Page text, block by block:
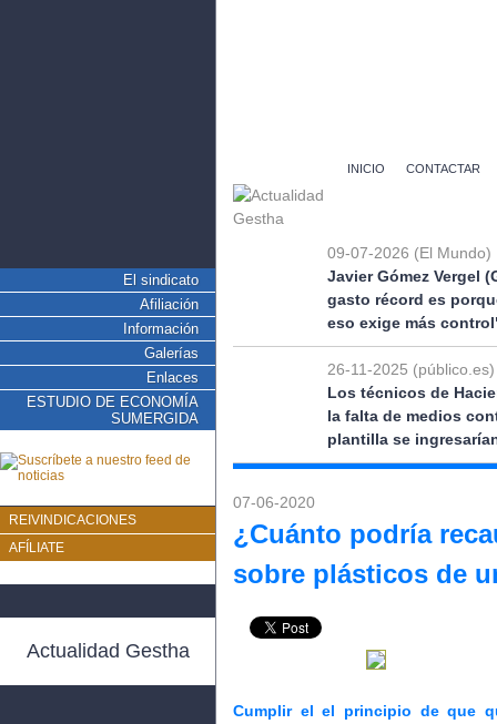
El sindicato
Afiliación
Información
Galerías
Enlaces
ESTUDIO DE ECONOMÍA
SUMERGIDA
REIVINDICACIONES
AFÍLIATE
Actualidad Gestha
INICIO CONTACTAR
09-07-2026 (El Mundo)
Javier Gómez Vergel
gasto récord es
eso exige más
26-11-2025 (público.es)
Los técnicos de
la falta de medios
plantilla se
07-06-2020
¿Cuánto podría
sobre plásticos de
Cumplir el el principio de que